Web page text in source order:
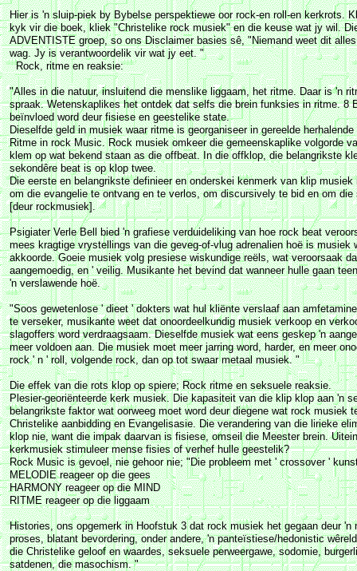
Hier is 'n sluip-piek by Bybelse perspektiewe oor rock-en roll-en kerkrots.
kyk vir die boek, kliek "Christelike rock musiek" en die keuse wat jy wil.
ADVENTISTE groep, so ons Disclaimer basies sê, "Niemand weet dit
wag. Jy is verantwoordelik vir wat jy eet. "
Rock, ritme en reaksie:
"Alles in die natuur, insluitend die menslike liggaam, het ritme. Daar is 'n
spraak. Wetenskaplikes het ontdek dat selfs die brein funksies in ritme. 8
beïnvloed word deur fisiese en geestelike state.
Dieselfde geld in musiek waar ritme is georganiseer in gereelde herhalende
Ritme in rock Music. Rock musiek omkeer die gemeenskaplike volgorde
klem op wat bekend staan as die offbeat. In die offklop, die belangrikste
sekondêre beat is op klop twee.
Die eerste en belangrikste definieer en onderskei kenmerk van klip
om die evangelie te ontvang en te verlos, om discursively te bid en om
[deur rockmusiek].
Psigiater Verle Bell bied 'n grafiese verduideliking van hoe rock beat
mees kragtige vrystellings van die geveg-of-vlug adrenalien hoë is musiek
akkoorde. Goeie musiek volg presiese wiskundige reëls, wat veroorsaak
aangemoedig, en ' veilig. Musikante het bevind dat wanneer hulle gaan
'n verslawende hoë.
"Soos gewetenlose ' dieet ' dokters wat hul kliënte verslaaf aan
te verseker, musikante weet dat onoordeelkundig musiek verkoop en
slagoffers word verdraagsaam. Dieselfde musiek wat eens geskep 'n
meer voldoen aan. Die musiek moet meer jarring word, harder, en meer
rock ' n ' roll, volgende rock, dan op tot swaar metaal musiek. "
Die effek van die rots klop op spiere; Rock ritme en seksuele reaksie.
Plesier-georiënteerde kerk musiek. Die kapasiteit van die klip klop aan 'n
belangrikste faktor wat oorweeg moet word deur diegene wat rock musiek
Christelike aanbidding en Evangelisasie. Die verandering van die lirieke
klop nie, want die impak daarvan is fisiese, omseil die Meester brein.
kerkmusiek stimuleer mense fisies of verhef hulle geestelik?
Rock Music is gevoel, nie gehoor nie; "Die probleem met ' crossover '
MELODIE reageer op die gees
HARMONY reageer op die MIND
RITME reageer op die liggaam
Histories, ons opgemerk in Hoofstuk 3 dat rock musiek het gegaan deur 'n
proses, blatant bevordering, onder andere, 'n panteïstiese/hedonistic
die Christelike geloof en waardes, seksuele perweergawe, sodomie,
satdenen, die masochism. "